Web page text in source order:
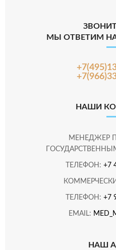
МЫ ОТВЕТИМ
НАШИ
МЕНЕДЖЕР
ТЕЛЕФОН: +7
ТЕЛЕФОН: +7
EMAIL:
НАШ